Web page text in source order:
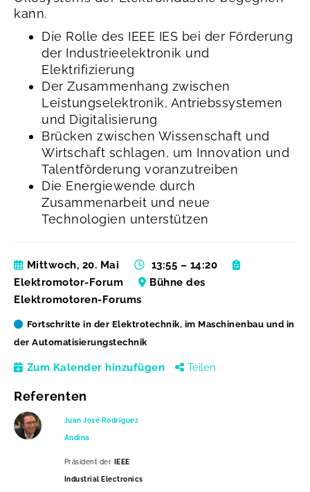
kann.
Die Rolle des IEEE IES bei der Förderung
der Industrieelektronik und
Elektrifizierung
Der Zusammenhang zwischen
Leistungselektronik, Antriebssystemen
und Digitalisierung
Brücken zwischen Wissenschaft und
Wirtschaft schlagen, um Innovation und
Talentförderung voranzutreiben
Die Energiewende durch
Zusammenarbeit und neue
Technologien unterstützen
Mittwoch, 20. Mai
13:55 – 14:20
Elektromotor-Forum
Bühne des
Elektromotoren-Forums
Fortschritte in der Elektrotechnik, im Maschinenbau und in
der Automatisierungstechnik
Zum Kalender hinzufügen Teilen
Referenten
Juan José Rodriguez
Andina
Präsident der IEEE
Industrial Electronics